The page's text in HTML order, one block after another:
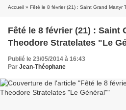
Accueil » Fêté le 8 février (21) : Saint Grand Martyr
Fêté le 8 février (21) : Saint
Theodore Stratelates "Le
Publié le 23/05/2014 à 16:43
Par Jean-Théophane